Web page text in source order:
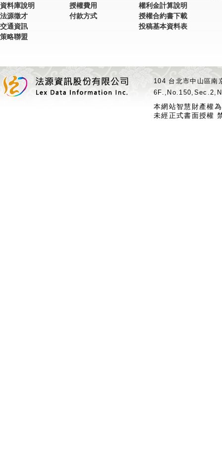
資料庫說明
法源徵才
交通資訊
策略聯盟
授權費用
付款方式
權利金計算說明
授權合約書下載
投稿基本資料表
104 台北市中山區
本網站智慧財產權
未經正式書面授權